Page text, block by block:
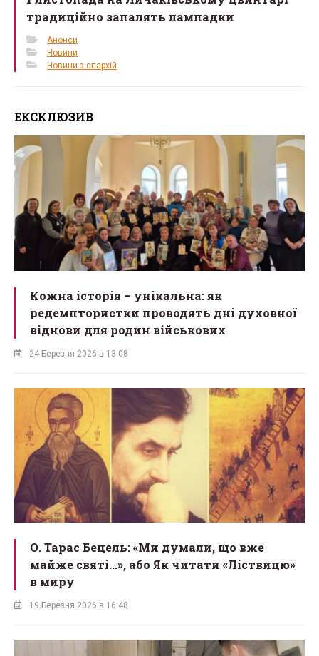
традиційно запалять лампадки
Анонси
Новини
Новини з єпархій
ЕКСКЛЮЗИВ
Кожна історія – унікальна: як
редемптористки проводять дні духовної
віднови для родин військових
24 Березня 2026 в 13:08
О. Тарас Бецель: «Ми думали, що вже
майже святі...», або Як читати «Ліствицю»
в миру
19 Березня 2026 в 16:48